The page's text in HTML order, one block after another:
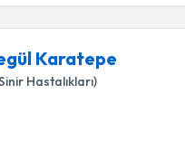
Karatepe
Hastalıkları)